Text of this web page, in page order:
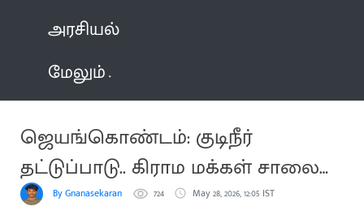
அரசியல்
மேலும்
ஜெயங்கொண்டம்: குடிநீர்
தட்டுப்பாடு.. கிராம மக்கள் சாலை
மறியல்By Gnanasekaran 724 May 28, 2026, 12:05 IST